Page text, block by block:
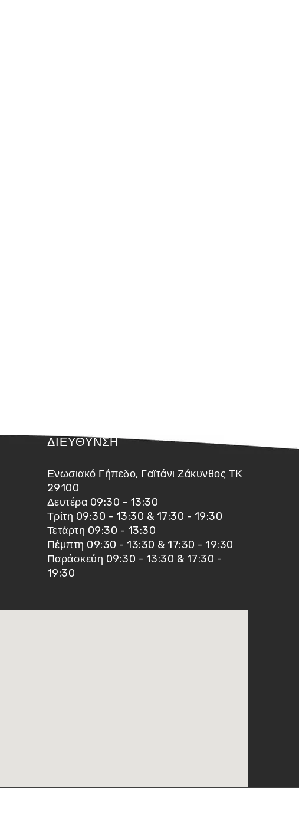
ΔΙΕΥΘΥΝΣΗ
Ενωσιακό Γήπεδο, Γαϊτάνι Ζάκυνθος ΤΚ
29100
Δευτέρα 09:30 - 13:30
Τρίτη 09:30 - 13:30 & 17:30 - 19:30
Τετάρτη 09:30 - 13:30
Πέμπτη 09:30 - 13:30 & 17:30 - 19:30
Παράσκεύη 09:30 - 13:30 & 17:30 -
19:30